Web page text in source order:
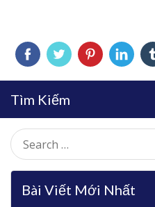
Tìm Kiếm
Search
for:
Bài Viết Mới Nhất